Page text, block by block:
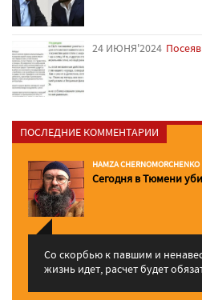
24 ИЮНЯ'2024
ПОСЛЕДНИЕ КОММЕНТАРИИ
HAMZA CHERNOMORCHENKO
Сегодня в Тюмени
Со скорбью к павшим и
жизнь идет, расчет будет